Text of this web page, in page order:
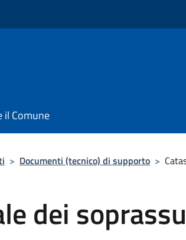
il Comune
> Documenti (tecnico) di supporto >
dei